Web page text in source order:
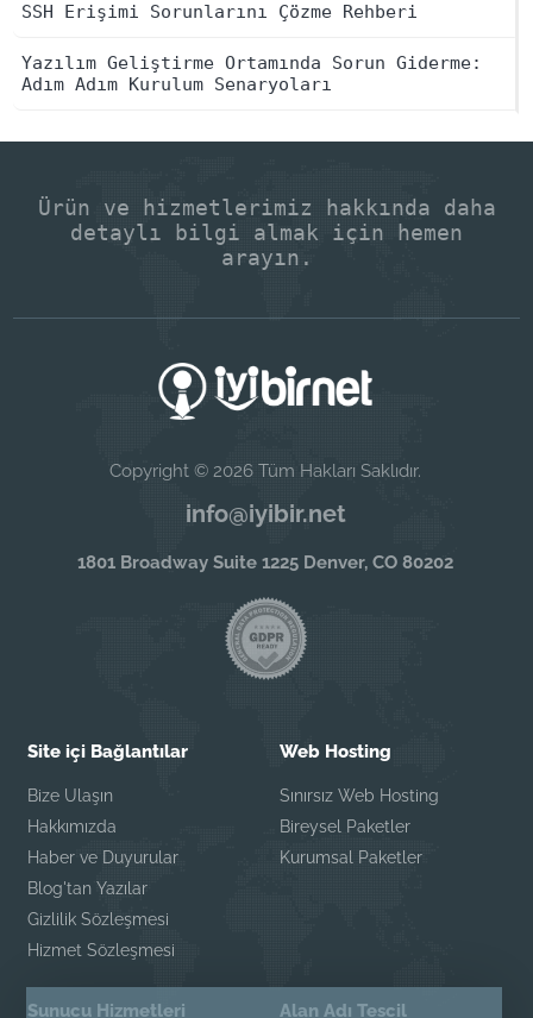
SSH Erişimi Sorunlarını Çözme Rehberi
Yazılım Geliştirme Ortamında Sorun Giderme:
Adım Adım Kurulum Senaryoları
Ürün ve hizmetlerimiz hakkında daha
detaylı bilgi almak için hemen
arayın.
Copyright © 2026 Tüm Hakları Saklıdır.
info@iyibir.net
1801 Broadway Suite 1225 Denver, CO 80202
Site içi Bağlantılar
Bize Ulaşın
Hakkımızda
Haber ve Duyurular
Blog'tan Yazılar
Gizlilik Sözleşmesi
Hizmet Sözleşmesi
Web Hosting
Sınırsız Web Hosting
Bireysel Paketler
Kurumsal Paketler
Sunucu Hizmetleri Alan Adı Tescil